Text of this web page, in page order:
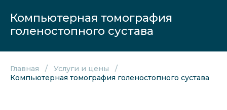
Компьютерная томография
голеностопного сустава
Главная
Услуги и цены
Компьютерная томография голеностопного сустава